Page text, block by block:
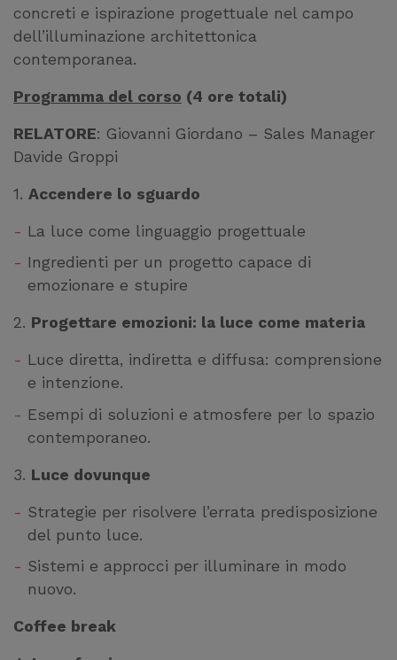
concreti e ispirazione progettuale nel campo
dell’illuminazione architettonica
contemporanea.
Programma del corso (4 ore totali)
RELATORE: Giovanni Giordano – Sales Manager
Davide Groppi
1. Accendere lo sguardo
La luce come linguaggio progettuale
Ingredienti per un progetto capace di
emozionare e stupire
2. Progettare emozioni: la luce come materia
Luce diretta, indiretta e diffusa: comprensione
e intenzione.
Esempi di soluzioni e atmosfere per lo spazio
contemporaneo.
3. Luce dovunque
Strategie per risolvere l’errata predisposizione
del punto luce.
Sistemi e approcci per illuminare in modo
nuovo.
Coffee break